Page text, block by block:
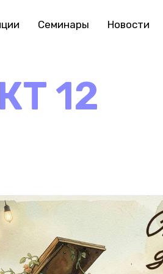
Семинары Новости
12